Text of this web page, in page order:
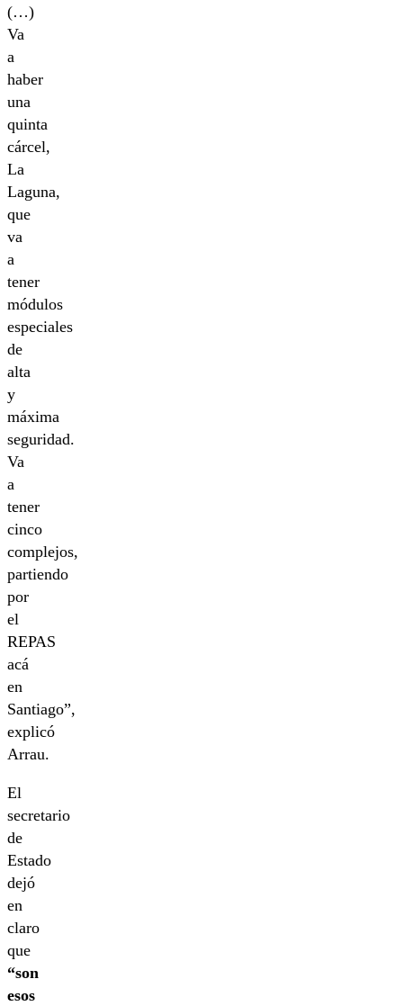
(…)
Va
a
haber
una
quinta
cárcel,
La
Laguna,
que
va
a
tener
módulos
especiales
de
alta
y
máxima
seguridad.
Va
a
tener
cinco
complejos,
partiendo
por
el
REPAS
acá
en
Santiago”,
explicó
Arrau.
El
secretario
de
Estado
dejó
en
claro
que
“son
esos